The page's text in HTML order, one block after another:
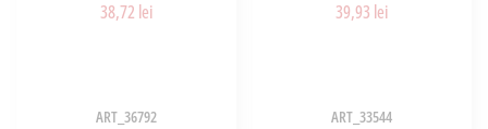
38,72 lei
ART_36792
39,93 lei
ART_33544